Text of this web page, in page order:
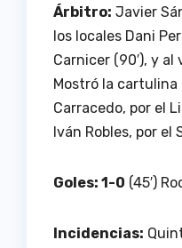
Árbitro: Javier
los locales Dani
Carnicer (90′), y
Mostró la cartulina
Carracedo, por el
Iván Robles, por el
Goles: 1-0 (45′)
Incidencias: